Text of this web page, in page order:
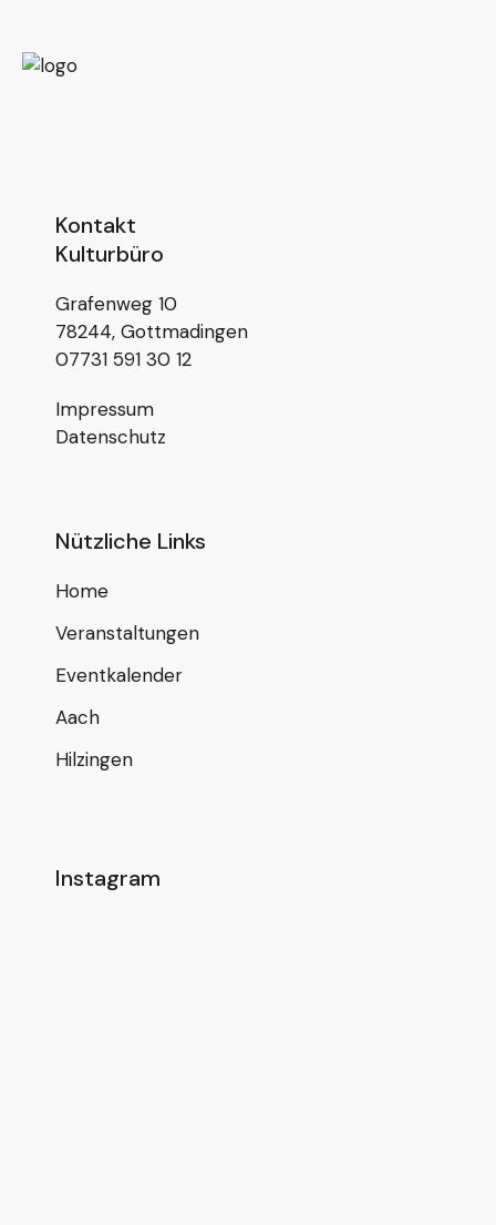
Kontakt
Kulturbüro
Grafenweg 10
78244, Gottmadingen
07731 591 30 12
Impressum
Datenschutz
Nützliche Links
Home
Veranstaltungen
Eventkalender
Aach
Hilzingen
Instagram